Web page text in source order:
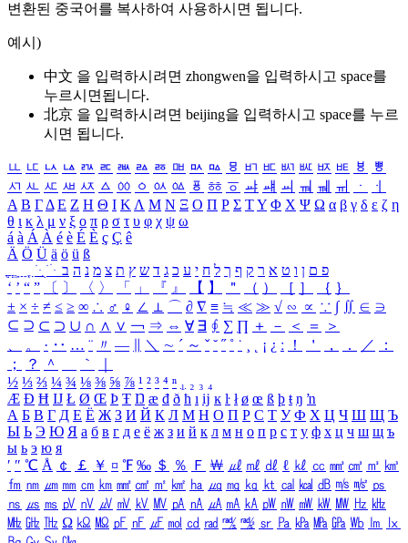
변환된 중국어를 복사하여 사용하시면 됩니다.
예시)
中文 을 입력하시려면 zhongwen을 입력하시고 space를
누르시면됩니다.
北京 을 입력하시려면 beijing을 입력하시고 space를 누르
시면 됩니다.
ㅥ ㅦ ㅧ ㅨ ㅩ ㅪ ㅫ ㅬ ㅭ ㅮ ㅯ ㅰ ㅱ ㅲ ㅳ ㅴ ㅵ ㅶ ㅷ ㅸ
ㅹ
ㅺ ㅻ ㅼ ㅽ ㅾ ㅿ ㆀ ㆁ ㆂ ㆃ ㆄ ㆅ ㆆ ㆇ ㆈ ㆉ ㆊ ㆋ ㆌ ㆍ
ㆎ
Α Β ΓΔ Ε Ζ Η Θ Ι ΚΛ Μ Ν Ξ Ο Π Ρ Σ ΤΥ Φ Χ Ψ Ω α β γ δ ε ζ η
θ ι κ λ μ ν ξ ο π ρ σ τ υ φ χ ψ ω
á à Á À é è É È ç Ç ê
Ä Ö Ü ä ö ü ß
ִֶֹ ֻּ ׁׂ פ ם ן ו ט א ר ק ף ך ל ח י ע כ ג ד ש ץ ת צ מ נ ה ב
‘ ’ “ ” 〔 〕 〈 〉 「 」 『 』 【 】 ＂ （ ） ［ ］ ｛ ｝
± × ÷ ≠ ≤ ≥ ∞ ∴ ♂ ♀ ∠ ⊥ ⌒ ∂ ∇ ≡ ≒ ≪ ≫ √ ∽ ∝ ∵ ∫ ∬ ∈ ∋
⊆ ⊇ ⊂ ⊃ ∪ ∩ ∧ ∨ ￢ ⇒ ⇔ ∀ ∃ ∮ ∑ ∏ ＋ － ＜ ＝
＞
、
。 · ‥ … ¨ 〃 ― ＼ ∼ ´ ～ ˇ ˘ ˝ ˚ ˙ ¸ ¡ ¿ ː ！ ＇ ， ． ／
：
；
？ ＾ ｀
½ ⅓ ⅔ ¼ ¾ ⅛ ⅜ ⅝ ⅞ ¹ ² ³ ⁴ ⁿ ₁ ₂ ₃ ₄
Æ Ð Ħ Ĳ Ł Ø Œ Þ Ŧ Ŋ æ đ ð ħ ı ĳ ĸ ŀ ł ø œ ß þ ŧ ŋ ŉ
А Б В Г Д Е Ё Ж З И Й К Л М Н О П Р С Т У Ф Х Ц Ч Ш Щ Ъ
Ы Ь Э Ю Я а б в г д е ё ж з и й к л м н о п р с т у ф х ц ч ш щ ъ
ы ь э ю я
′ ″ ℃ Å ￠ ￡ ￥ ¤ ℉ ‰ ＄ ％ Ｆ ￦ ㎕ ㎖ ㎗ ℓ ㎘ ㏄ ㎣ ㎤ ㎥ ㎦
㎙ ㎚ ㎛ ㎜ ㎝ ㎞ ㎟ ㎠ ㎡ ㎢ ㏊ ㎍ ㎎ ㎏ ㏏ ㎈ ㎉ ㏈ ㎧ ㎨ ㎰
㎱ ㎲ ㎳ ㎴ ㎵ ㎶ ㎷ ㎸ ㎹ ㎀ ㎁ ㎂ ㎃ ㎄ ㎺ ㎻ ㎽ ㎾ ㎿ ㎐ ㎑
㎒ ㎓ ㎔ Ω ㏀ ㏁ ㎊ ㎋ ㎌ ㏖ ㏅ ㎭ ㎮ ㎯ ㏛ ㎩ ㎪ ㎫ ㎬ ㏝ ㏐
㏓